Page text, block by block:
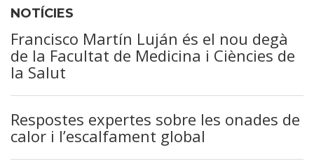
NOTÍCIES
Francisco Martín Luján és el nou degà
de la Facultat de Medicina i Ciències de
la Salut
Respostes expertes sobre les onades de
calor i l’escalfament global